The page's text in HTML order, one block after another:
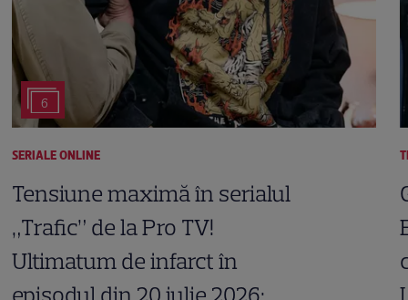
6
SERIALE ONLINE
Tensiune maximă în serialul
„Trafic” de la Pro TV!
Ultimatum de infarct în